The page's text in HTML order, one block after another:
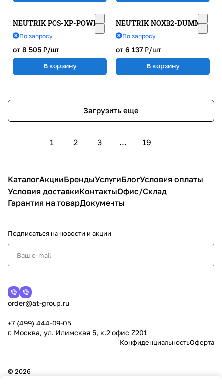
NEUTRIK POS-XP-POWER
По запросу
от 8 505 ₽/шт
В корзину
NEUTRIK NOXB2-DUMMY
По запросу
от 6 137 ₽/шт
В корзину
Загрузить еще
1 2 3 ... 19
КаталогАкцииБрендыУслугиБлогУсловия оплаты
Условия доставкиКонтактыОфис/Склад
Гарантия на товарДокументы
Подписаться на новости и акции
order@at-group.ru
+7 (499) 444-09-05
г. Москва, ул. Илимская 5, к.2 офис Z201
КонфиденциальностьОферта
© 2026